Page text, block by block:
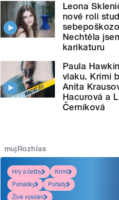
Leona
nové roli
Nechtěla
karikaturu
Paula
vlaku. Krimi
Anita
Hacurová a
Černíková
mujRozhlas
Hry a četby
Krimi
Pohádky
Pořady
Živé vysílání